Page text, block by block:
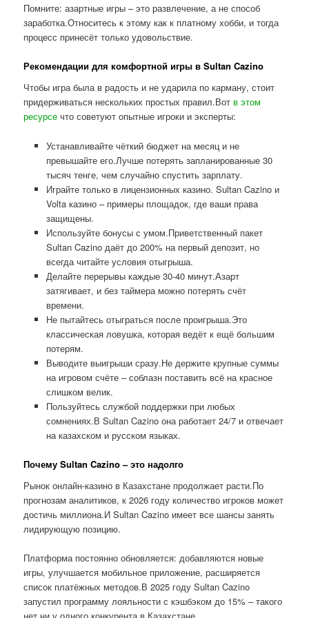
Помните: азартные игры – это развлечение, а не способ
заработка.Относитесь к этому как к платному хобби, и тогда
процесс принесёт только удовольствие.
Рекомендации для комфортной игры в Sultan Cazino
Чтобы игра была в радость и не ударила по карману, стоит
придерживаться нескольких простых правил.Вотв этом
ресурсе что советуют опытные игроки и эксперты:
Устанавливайте чёткий бюджет на месяц и не
превышайте его.Лучше потерять запланированные 30
тысяч тенге, чем случайно спустить зарплату.
Играйте только в лицензионных казино. Sultan Cazino и
Volta казино – примеры площадок, где ваши права
защищены.
Используйте бонусы с умом.Приветственный пакет
Sultan Cazino даёт до 200% на первый депозит, но
всегда читайте условия отыгрыша.
Делайте перерывы каждые 30-40 минут.Азарт
затягивает, и без таймера можно потерять счёт
времени.
Не пытайтесь отыграться после проигрыша.Это
классическая ловушка, которая ведёт к ещё большим
потерям.
Выводите выигрыши сразу.Не держите крупные суммы
на игровом счёте – соблазн поставить всё на красное
слишком велик.
Пользуйтесь службой поддержки при любых
сомнениях.В Sultan Cazino она работает 24/7 и отвечает
на казахском и русском языках.
Почему Sultan Cazino – это надолго
Рынок онлайн-казино в Казахстане продолжает расти.По
прогнозам аналитиков, к 2026 году количество игроков может
достичь миллиона.И Sultan Cazino имеет все шансы занять
лидирующую позицию.
Платформа постоянно обновляется: добавляются новые
игры, улучшается мобильное приложение, расширяется
список платёжных методов.В 2025 году Sultan Cazino
запустил программу лояльности с кэшбэком до 15% – такого